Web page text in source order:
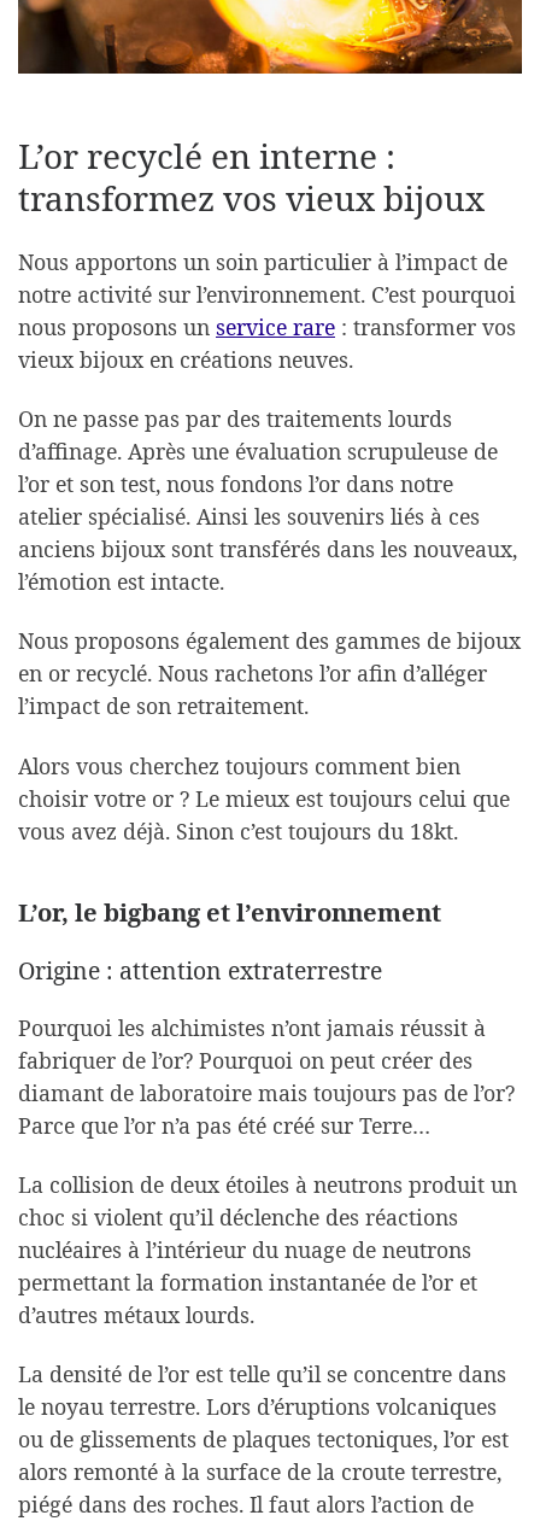
L’or recyclé en interne :
transformez vos vieux bijoux
Nous apportons un soin particulier à l’impact de
notre activité sur l’environnement. C’est pourquoi
nous proposons un service rare : transformer vos
vieux bijoux en créations neuves.
On ne passe pas par des traitements lourds
d’affinage. Après une évaluation scrupuleuse de
l’or et son test, nous fondons l’or dans notre
atelier spécialisé. Ainsi les souvenirs liés à ces
anciens bijoux sont transférés dans les nouveaux,
l’émotion est intacte.
Nous proposons également des gammes de bijoux
en or recyclé. Nous rachetons l’or afin d’alléger
l’impact de son retraitement.
Alors vous cherchez toujours comment bien
choisir votre or ? Le mieux est toujours celui que
vous avez déjà. Sinon c’est toujours du 18kt.
L’or, le bigbang et l’environnement
Origine : attention extraterrestre
Pourquoi les alchimistes n’ont jamais réussit à
fabriquer de l’or? Pourquoi on peut créer des
diamant de laboratoire mais toujours pas de l’or?
Parce que l’or n’a pas été créé sur Terre…
La collision de deux étoiles à neutrons produit un
choc si violent qu’il déclenche des réactions
nucléaires à l’intérieur du nuage de neutrons
permettant la formation instantanée de l’or et
d’autres métaux lourds.
La densité de l’or est telle qu’il se concentre dans
le noyau terrestre. Lors d’éruptions volcaniques
ou de glissements de plaques tectoniques, l’or est
alors remonté à la surface de la croute terrestre,
piégé dans des roches. Il faut alors l’action de